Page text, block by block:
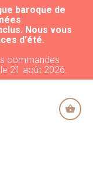
baroque de
Nous vous
d'été.
commandes
21 août 2026.